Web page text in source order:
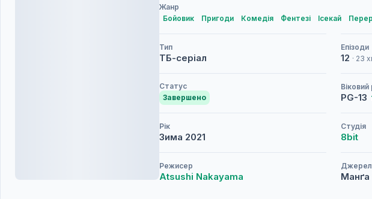
Жанр
Бойовик
Пригоди Комедія Фентезі Ісекай
Тип
ТБ-серіал
Епізоди
12 · 23
Статус
Завершено
PG-13
Рік
Зима 2021
Студія
8bit
Режисер
Atsushi Nakayama Манґа